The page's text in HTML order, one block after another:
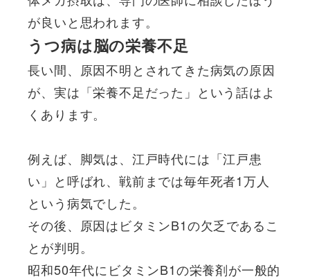
が良いと思われます。
うつ病は脳の栄養不足
長い間、原因不明とされてきた病気の原因
が、実は「栄養不足だった」という話はよ
くあります。
例えば、脚気は、江戸時代には「江戸患
い」と呼ばれ、戦前までは毎年死者1万人
という病気でした。
その後、原因はビタミンB1の欠乏であるこ
とが判明。
昭和50年代にビタミンB1の栄養剤が一般的